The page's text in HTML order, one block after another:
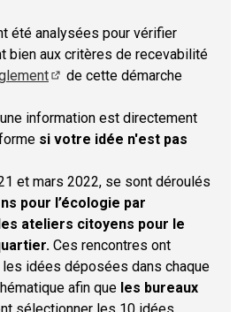
été analysées pour vérifier
bien aux critères de recevabilité
de cette démarche
information est directement
si votre idée n'est pas
et mars 2022, se sont déroulés
pour l’écologie par
ateliers citoyens pour le
Ces rencontres ont
idées déposées dans chaque
afin que les bureaux